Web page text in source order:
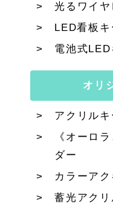
光るワイ
LED看板
電池式
オリ
アクリル
《オーロ
ダー
カラーアク
蓄光アク